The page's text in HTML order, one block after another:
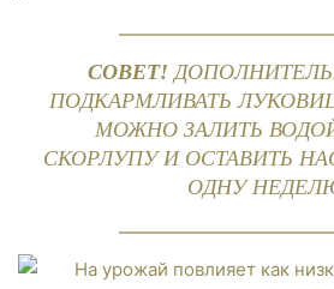
СОВЕТ!
ПОДКАРМЛИВАТЬ
МОЖНО ЗАЛИТЬ
СКОРЛУПУ И ОСТАВИТЬ
ОДНУ